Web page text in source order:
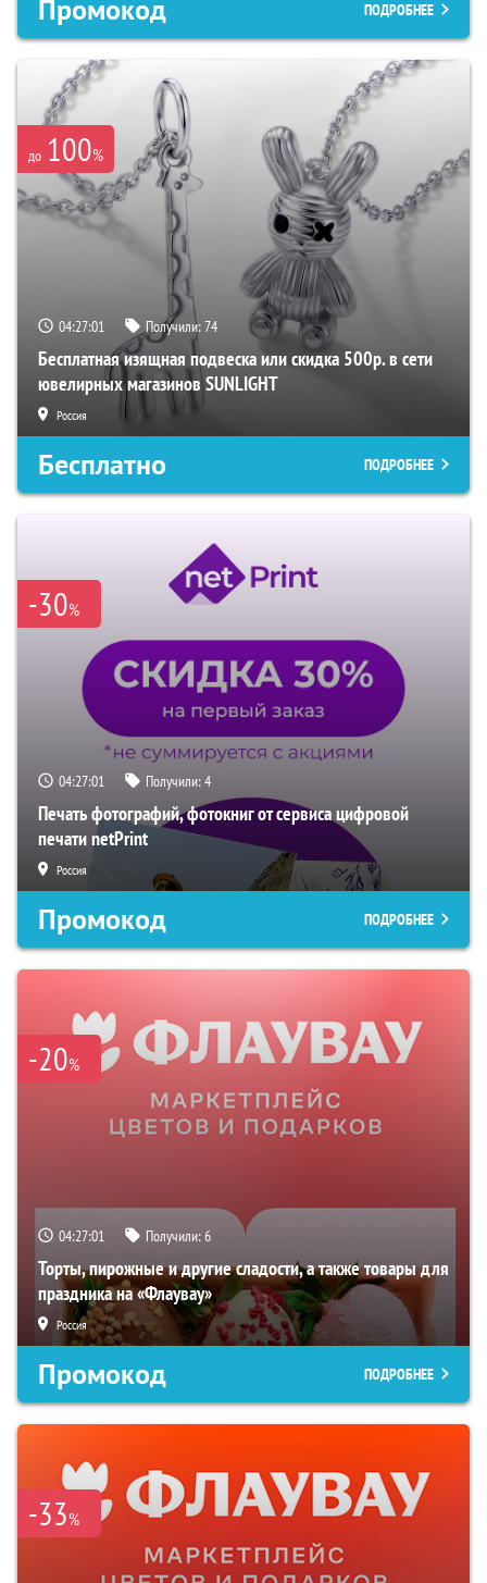
Промокод ПОДРОБНЕЕ
до 100%
04:27:00 Получили:74
Бесплатная изящная подвеска или скидка 500р. в сети
ювелирных магазинов SUNLIGHT
Россия
Бесплатно ПОДРОБНЕЕ
-30%
04:27:00 Получили:4
Печать фотографий, фотокниг от сервиса цифровой
печати netPrint
Россия
Промокод ПОДРОБНЕЕ
-20%
04:27:00 Получили:6
Торты, пирожные и другие сладости, а также товары для
праздника на «Флаувау»
Россия
Промокод ПОДРОБНЕЕ
-33%